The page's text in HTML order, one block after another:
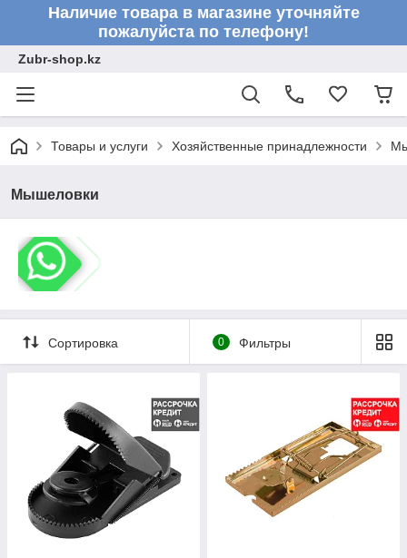
Наличие товара в магазине уточняйте
пожалуйста по телефону!
Zubr-shop.kz
Товары и услуги Хозяйственные принадлежности
Мышеловки
Сортировка 0 Фильтры